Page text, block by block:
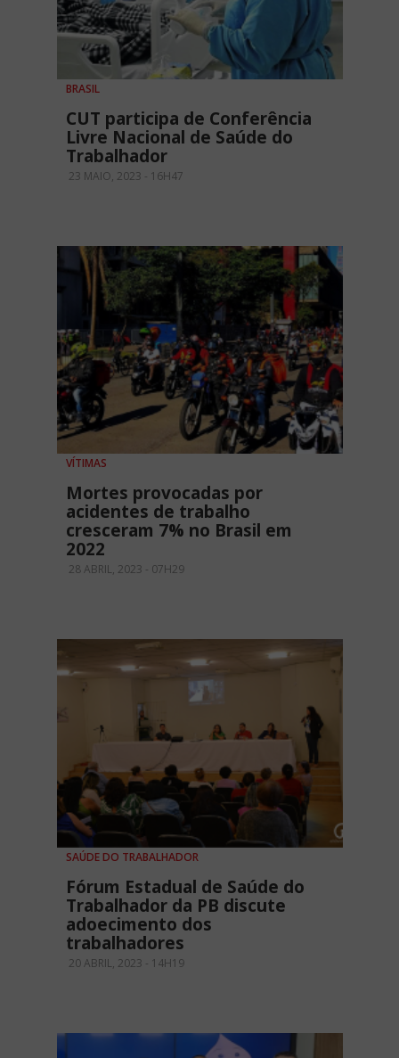
BRASIL
CUT participa de Conferência
Livre Nacional de Saúde do
Trabalhador
23 MAIO, 2023 - 16H47
VÍTIMAS
Mortes provocadas por
acidentes de trabalho
cresceram 7% no Brasil em
2022
28 ABRIL, 2023 - 07H29
SAÚDE DO TRABALHADOR
Fórum Estadual de Saúde do
Trabalhador da PB discute
adoecimento dos
trabalhadores
20 ABRIL, 2023 - 14H19